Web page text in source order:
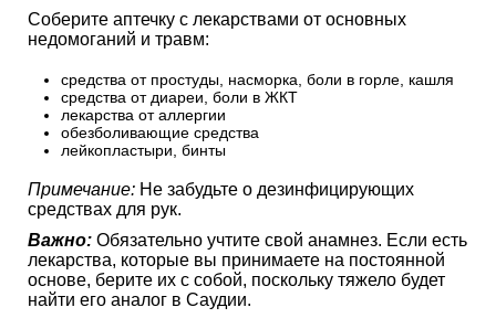
Соберите аптечку с лекарствами от основных
недомоганий и травм:
средства от простуды, насморка, боли в горле, кашля
средства от диареи, боли в ЖКТ
лекарства от аллергии
обезболивающие средства
лейкопластыри, бинты
Примечание: Не забудьте о дезинфицирующих
средствах для рук.
Важно: Обязательно учтите свой анамнез. Если есть
лекарства, которые вы принимаете на постоянной
основе, берите их с собой, поскольку тяжело будет
найти его аналог в Саудии.